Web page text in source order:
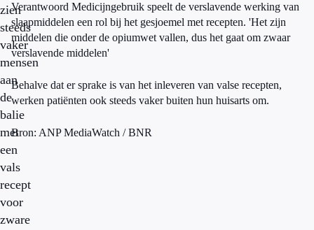
zien
steeds
vaker
mensen
aan
de
balie
met
een
vals
recept
voor
zware
Verantwoord Medicijngebruik speelt de verslavende werking van
slaapmiddelen een rol bij het gesjoemel met recepten. 'Het zijn
middelen die onder de opiumwet vallen, dus het gaat om zwaar
verslavende middelen'
Behalve dat er sprake is van het inleveren van valse recepten,
werken patiënten ook steeds vaker buiten hun huisarts om.
Bron: ANP MediaWatch / BNR